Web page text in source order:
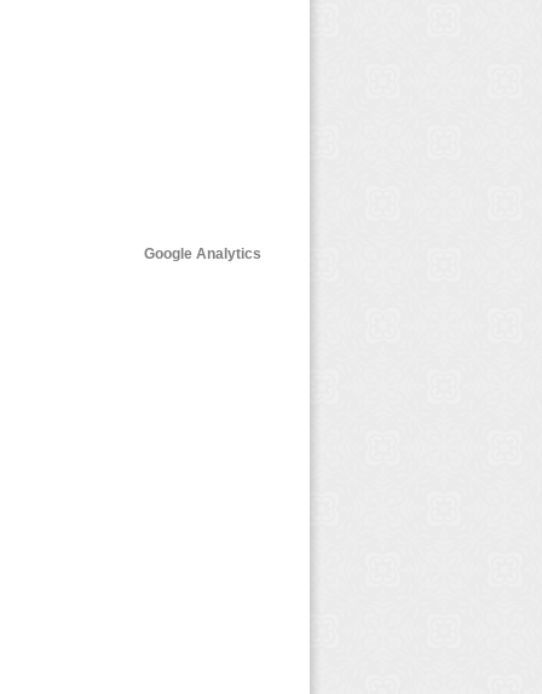
Google Analytics